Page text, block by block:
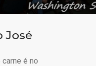
José
é no